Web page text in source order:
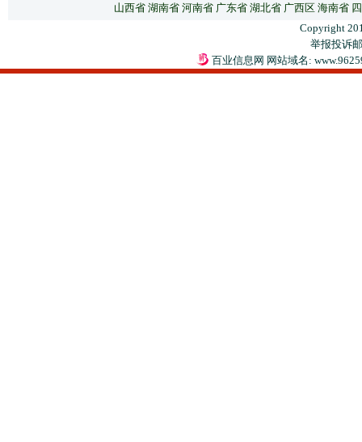
山西省 湖南省 河南省 广东省 湖北省 广西区 海南省
Copyright
举报投诉
百业信息网 网站域名: